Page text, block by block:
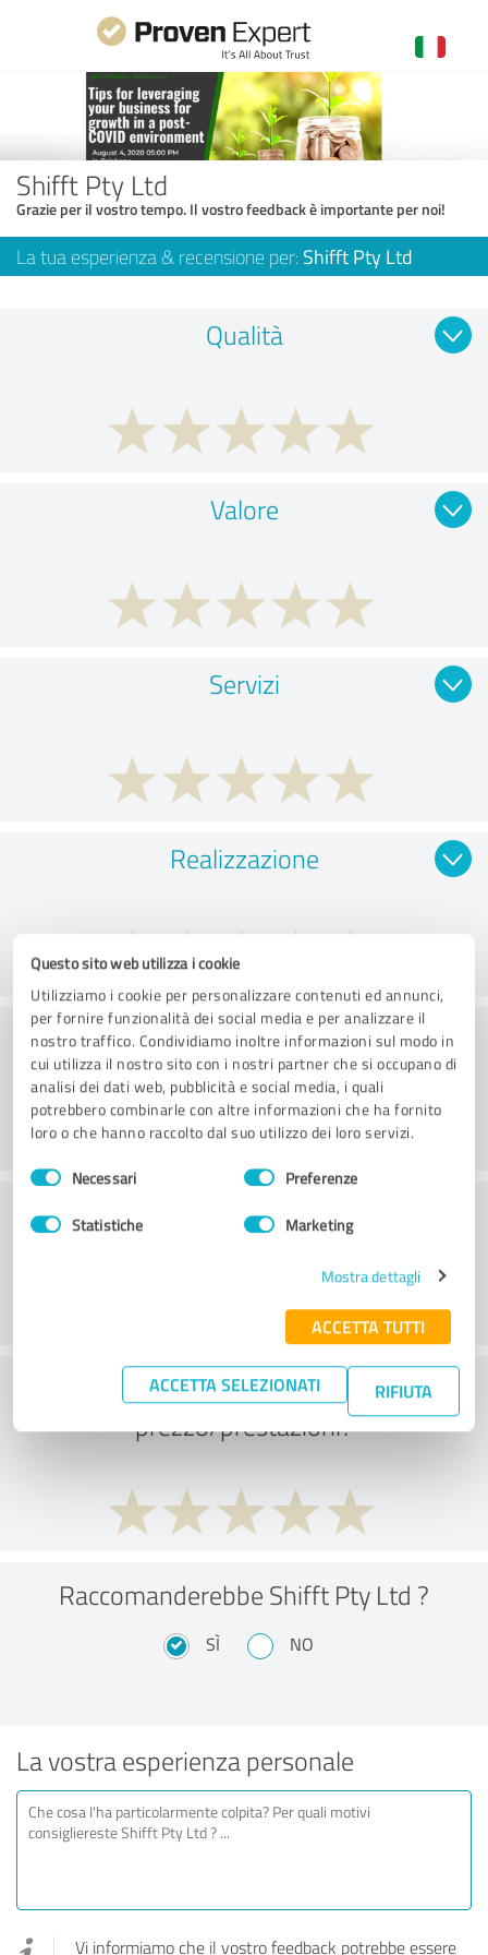
Questo sito web utilizza i cookie
Utilizziamo i cookie per personalizzare contenuti ed annunci,
per fornire funzionalità dei social media e per analizzare il
nostro traffico. Condividiamo inoltre informazioni sul modo in
cui utilizza il nostro sito con i nostri partner che si occupano di
analisi dei dati web, pubblicità e social media, i quali
potrebbero combinarle con altre informazioni che ha fornito
loro o che hanno raccolto dal suo utilizzo dei loro servizi.
Selezione
del
Necessari Preferenze
Statistiche Marketing
Mostra dettagli
ACCETTA TUTTI
ACCETTA SELEZIONATI RIFIUTA
Shifft Pty Ltd
Grazie per il vostro tempo. Il vostro feedback è importante per noi!
La tua esperienza & recensione per: Shifft Pty Ltd
Qualità
Valore
Servizi
Realizzazione
Consulenza
Servizio clienti
Cosa ne pensate del rapporto
prezzo/prestazioni?
Raccomanderebbe Shifft Pty Ltd ?
SÌ NO
La vostra esperienza personale
Vi informiamo che il vostro feedback potrebbe essere